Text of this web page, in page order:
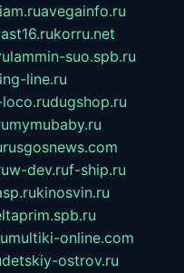
avegainfo.ru
korru.net
lammin-suo.spb.ru
line.ru
dugshop.ru
mymubaby.ru
rusgosnews.com
w-dev.ruf-ship.ru
kinosvin.ru
multiki-online.com
detskiy-ostrov.ru